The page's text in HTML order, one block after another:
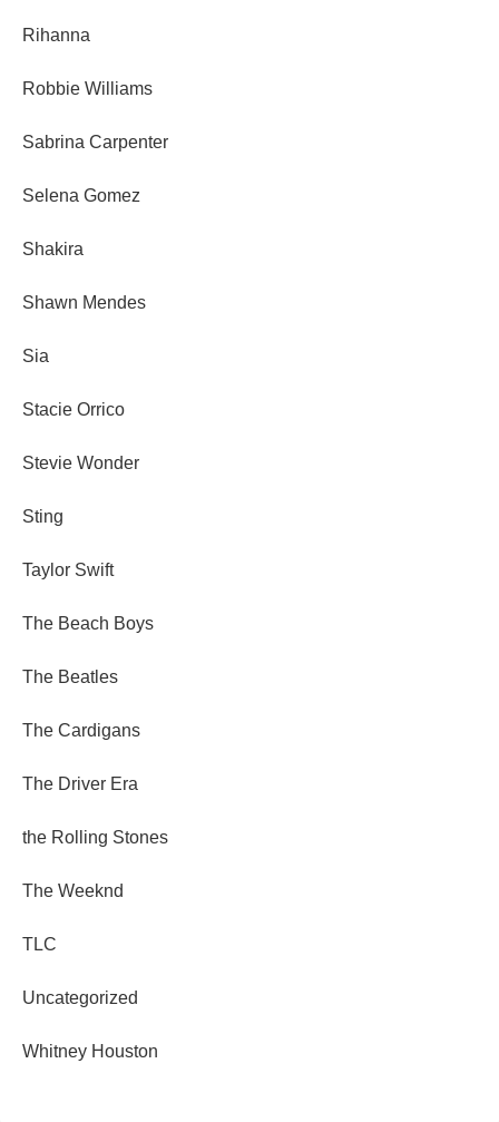
Rihanna
Robbie Williams
Sabrina Carpenter
Selena Gomez
Shakira
Shawn Mendes
Sia
Stacie Orrico
Stevie Wonder
Sting
Taylor Swift
The Beach Boys
The Beatles
The Cardigans
The Driver Era
the Rolling Stones
The Weeknd
TLC
Uncategorized
Whitney Houston